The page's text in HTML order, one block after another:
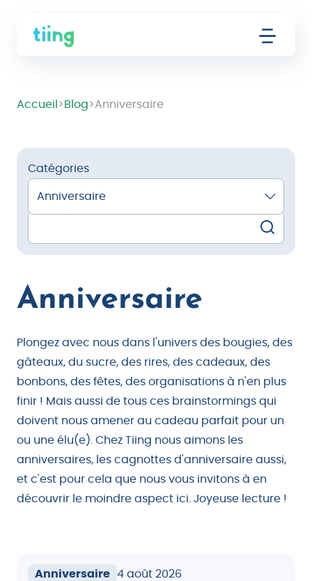
Accueil > Blog>Anniversaire
Catégories
Anniversaire
Anniversaire
Plongez avec nous dans l'univers des bougies, des
gâteaux, du sucre, des rires, des cadeaux, des
bonbons, des fêtes, des organisations à n'en plus
finir ! Mais aussi de tous ces brainstormings qui
doivent nous amener au cadeau parfait pour un
ou une élu(e). Chez Tiing nous aimons les
anniversaires, les cagnottes d'anniversaire aussi,
et c'est pour cela que nous vous invitons à en
découvrir le moindre aspect ici. Joyeuse lecture !
Anniversaire 4 août 2026